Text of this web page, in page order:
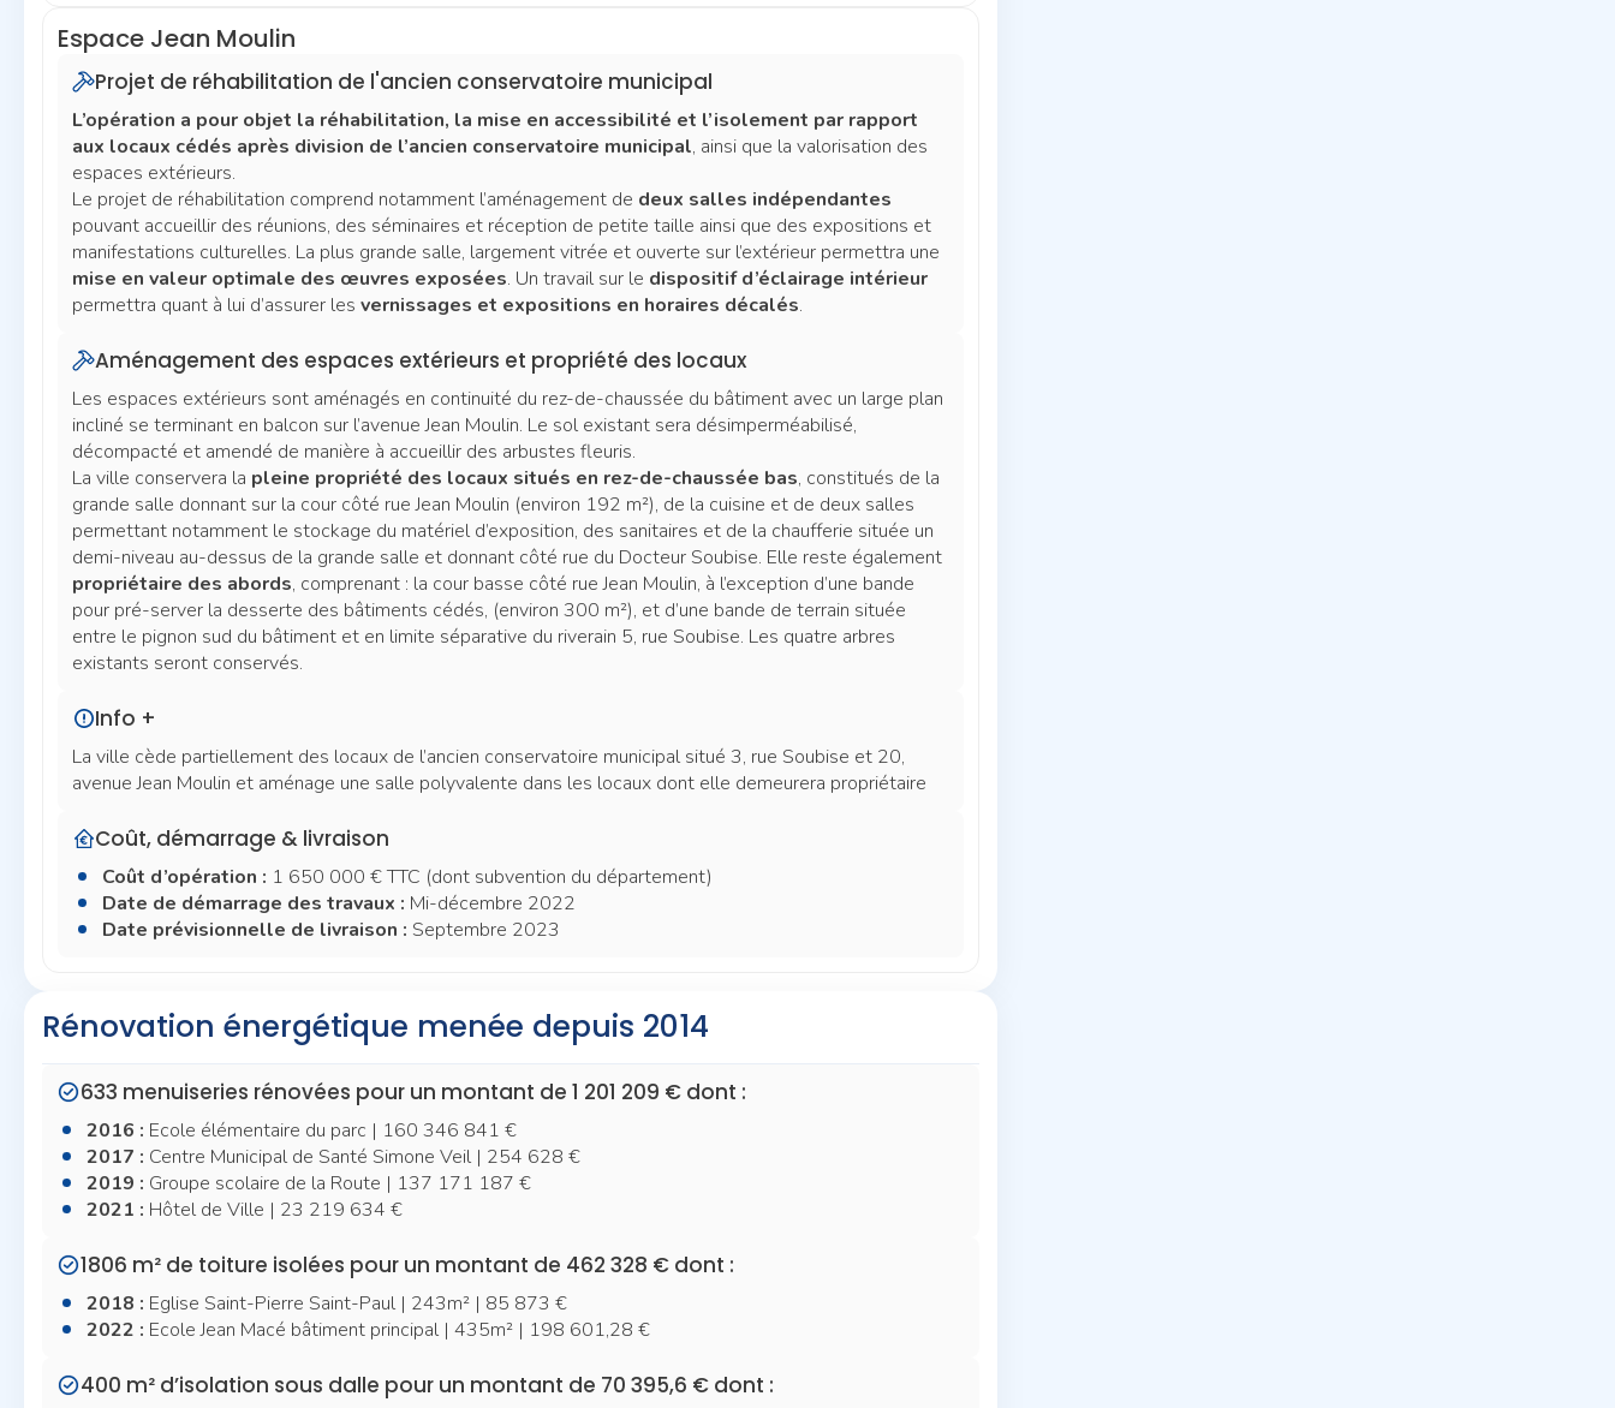
Espace Jean Moulin
Projet de réhabilitation de l'ancien conservatoire municipal
L’opération a pour objet la réhabilitation, la mise en accessibilité et l’isolement par rapport
aux locaux cédés après division de l’ancien conservatoire municipal, ainsi que la valorisation des
espaces extérieurs.
Le projet de réhabilitation comprend notamment l’aménagement de deux salles indépendantes
pouvant accueillir des réunions, des séminaires et réception de petite taille ainsi que des expositions et
manifestations culturelles. La plus grande salle, largement vitrée et ouverte sur l’extérieur permettra une
mise en valeur optimale des œuvres exposées. Un travail sur le dispositif d’éclairage intérieur
permettra quant à lui d’assurer les vernissages et expositions en horaires décalés.
Aménagement des espaces extérieurs et propriété des locaux
Les espaces extérieurs sont aménagés en continuité du rez-de-chaussée du bâtiment avec un large plan
incliné se terminant en balcon sur l’avenue Jean Moulin. Le sol existant sera désimperméabilisé,
décompacté et amendé de manière à accueillir des arbustes fleuris.
La ville conservera la pleine propriété des locaux situés en rez-de-chaussée bas, constitués de la
grande salle donnant sur la cour côté rue Jean Moulin (environ 192 m²), de la cuisine et de deux salles
permettant notamment le stockage du matériel d’exposition, des sanitaires et de la chaufferie située un
demi-niveau au-dessus de la grande salle et donnant côté rue du Docteur Soubise. Elle reste également
propriétaire des abords, comprenant : la cour basse côté rue Jean Moulin, à l’exception d’une bande
pour pré-server la desserte des bâtiments cédés, (environ 300 m²), et d’une bande de terrain située
entre le pignon sud du bâtiment et en limite séparative du riverain 5, rue Soubise. Les quatre arbres
existants seront conservés.
Info +
La ville cède partiellement des locaux de l’ancien conservatoire municipal situé 3, rue Soubise et 20,
avenue Jean Moulin et aménage une salle polyvalente dans les locaux dont elle demeurera propriétaire
Coût, démarrage & livraison
Coût d’opération : 1 650 000 € TTC (dont subvention du département)
Date de démarrage des travaux : Mi-décembre 2022
Date prévisionnelle de livraison : Septembre 2023
Rénovation énergétique menée depuis 2014
633 menuiseries rénovées pour un montant de 1 201 209 € dont :
2016 : Ecole élémentaire du parc | 160 346 841 €
2017 : Centre Municipal de Santé Simone Veil | 254 628 €
2019 : Groupe scolaire de la Route | 137 171 187 €
2021 : Hôtel de Ville | 23 219 634 €
1806 m² de toiture isolées pour un montant de 462 328 € dont :
2018 : Eglise Saint-Pierre Saint-Paul | 243m² | 85 873 €
2022 : Ecole Jean Macé bâtiment principal | 435m² | 198 601,28 €
400 m² d’isolation sous dalle pour un montant de 70 395,6 € dont :